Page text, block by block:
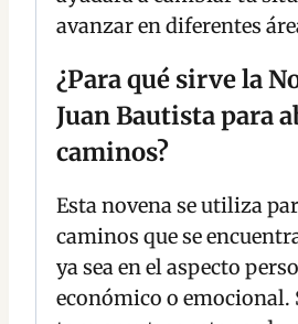
avanzar en diferentes
¿Para qué sirve la
Juan Bautista para
caminos?
Esta novena se utiliza
caminos que se
ya sea en el aspecto
económico o emocional.